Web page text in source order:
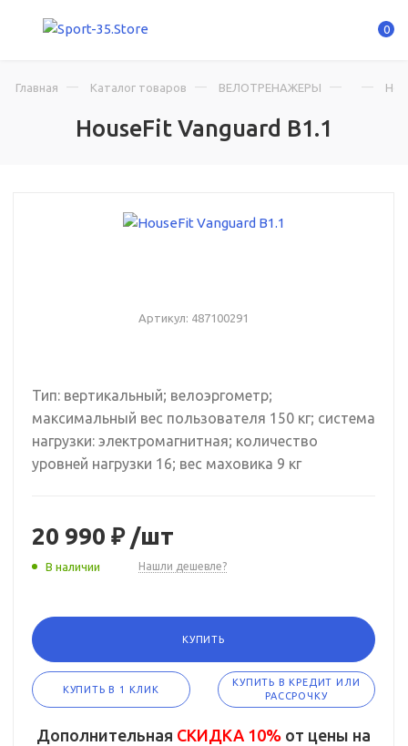
0
HouseFit Vanguard B1.1
Главная Каталог товаров ВЕЛОТРЕНАЖЕРЫ
Артикул: 487100291
Тип: вертикальный; велоэргометр;
максимальный вес пользователя 150 кг; система
нагрузки: электромагнитная; количество
уровней нагрузки 16; вес маховика 9 кг
20 990 ₽/шт
В наличии Нашли дешевле?
КУПИТЬ
КУПИТЬ В 1 КЛИК
КУПИТЬ В КРЕДИТ ИЛИ
РАССРОЧКУ
Дополнительная СКИДКА 10% от цены на